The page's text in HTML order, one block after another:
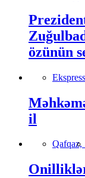
özünün
il
Qafqaz,